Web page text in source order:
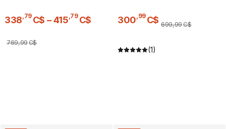
338,79 C$ – 415,79 C$
769,99C$
300,99 C$ 699,99C$
(1)